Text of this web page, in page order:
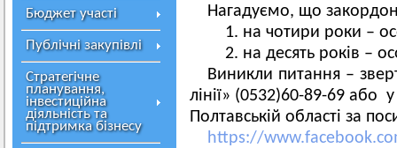
Бюджет участі
Публічні закупівлі
Стратегічне
планування,
інвестиційна
діяльність та
підтримка бізнесу
Нагадуємо, що
на чотири роки –
на десять років –
Виникли питання –
лінії» (0532)60-89-69 або
Полтавській області за
https://